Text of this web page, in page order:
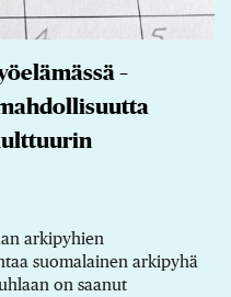
–
arkipyhien
suomalainen arkipyhä
on saanut